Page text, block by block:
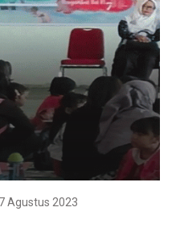
Agustus 2023